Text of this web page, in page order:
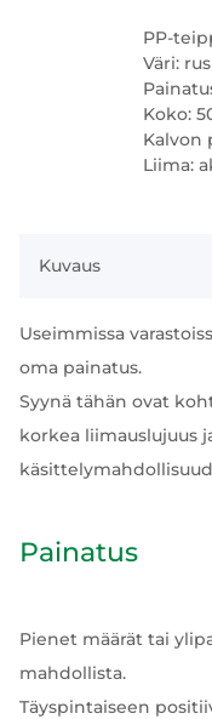
PP-
Väri:
Koko:
Kalvon
Liima:
Kuvaus
Useimmissa
oma painatus.
Syynä tähän ovat
korkea liimauslujuus
Painatus
Pienet määrät tai
mahdollista.
Täyspintaiseen